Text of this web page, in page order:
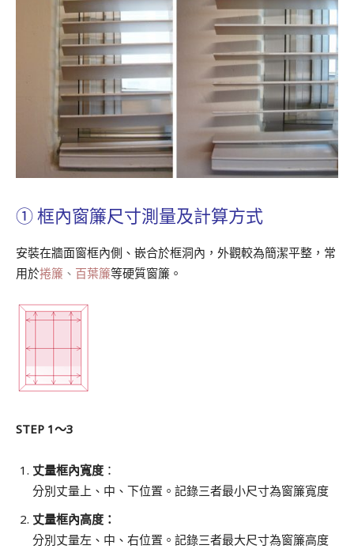
① 框內窗簾尺寸測量及計算方式
安裝在牆面窗框內側、嵌合於框洞內，外觀較為簡潔平整，常
用於捲簾 、 百葉簾等硬質窗簾。
STEP 1～3
丈量框內寬度 ：
分別丈量上、中、下位置。記錄三者最小尺寸為窗簾寬度
丈量框內高度：
分別丈量左、中、右位置。記錄三者最大尺寸為窗簾高度